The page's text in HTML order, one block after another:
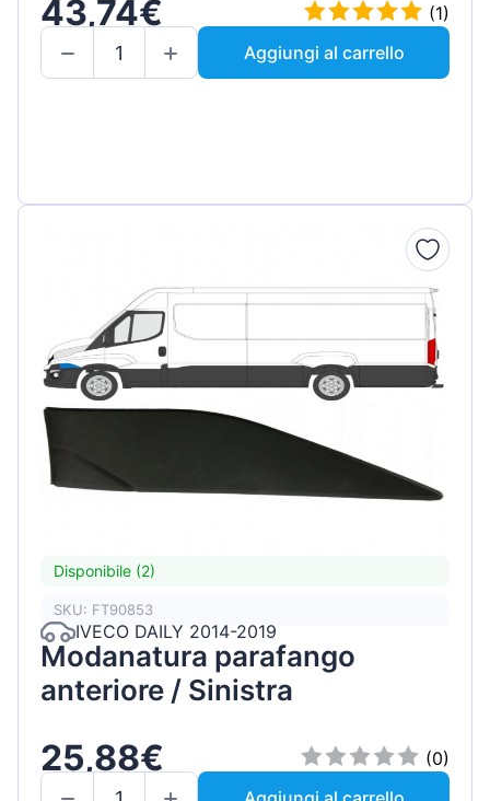
43,74€
(1)
Aggiungi al carrello
Disponibile (2)
SKU: FT90853
IVECO DAILY 2014-2019
Modanatura parafango
anteriore / Sinistra
25,88€
(0)